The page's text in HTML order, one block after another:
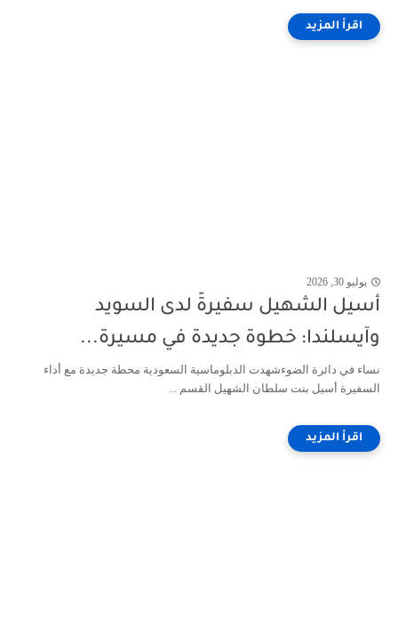
يوليو 30, 2026
أسيل الشهيل سفيرةً لدى السويد
وآيسلندا: خطوة جديدة في مسيرة...
نساء في دائرة الضوءشهدت الدبلوماسية السعودية محطة جديدة مع أداء
السفيرة أسيل بنت سلطان الشهيل القسم ...